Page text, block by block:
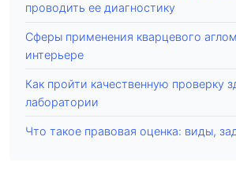
проводить ее диагностику
Сферы применения кварцевого
интерьере
Как пройти качественную проверку
лаборатории
Что такое правовая оценка: виды,